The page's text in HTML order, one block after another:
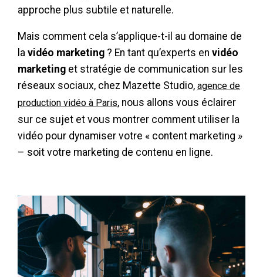
approche plus subtile et naturelle.
Mais comment cela s’applique-t-il au domaine de
la vidéo marketing ? En tant qu’experts en vidéo
marketing et stratégie de communication sur les
réseaux sociaux, chez Mazette Studio, agence de
production vidéo à Paris, nous allons vous éclairer
sur ce sujet et vous montrer comment utiliser la
vidéo pour dynamiser votre « content marketing »
– soit votre marketing de contenu en ligne.